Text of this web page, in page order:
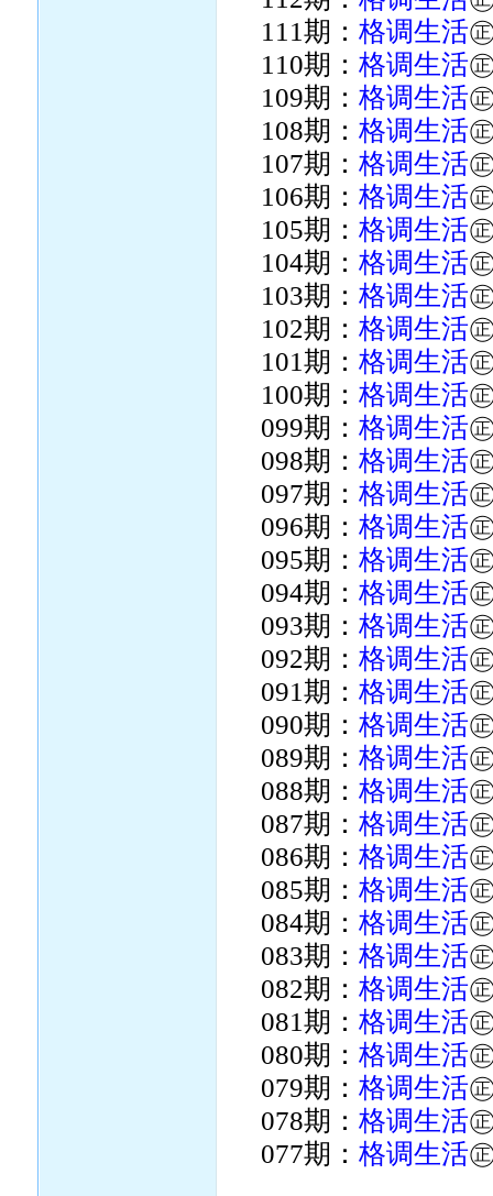
111期：格调生活
110期：格调生活
109期：格调生活
108期：格调生活
107期：格调生活
106期：格调生活
105期：格调生活
104期：格调生活
103期：格调生活
102期：格调生活
101期：格调生活
100期：格调生活
099期：格调生活
098期：格调生活
097期：格调生活
096期：格调生活
095期：格调生活
094期：格调生活
093期：格调生活
092期：格调生活
091期：格调生活
090期：格调生活
089期：格调生活
088期：格调生活
087期：格调生活
086期：格调生活
085期：格调生活
084期：格调生活
083期：格调生活
082期：格调生活
081期：格调生活
080期：格调生活
079期：格调生活
078期：格调生活
077期：格调生活